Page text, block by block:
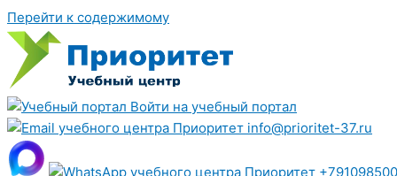
Перейти к содержимому
Войти на учебный портал
info@prioritet-37.ru